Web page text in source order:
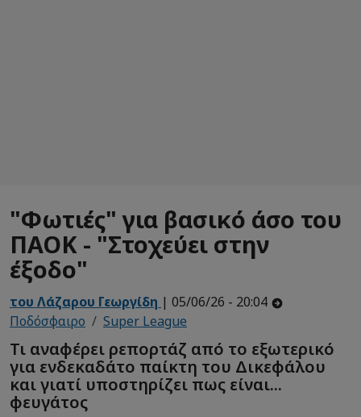
"Φωτιές" για βασικό άσο του
ΠΑΟΚ - "Στοχεύει στην
έξοδο"
του Λάζαρου Γεωργίδη | 05/06/26 - 20:04
Ποδόσφαιρο
Super League
Τι αναφέρει ρεπορτάζ από το εξωτερικό
για ενδεκαδάτο παίκτη του Δικεφάλου
και γιατί υποστηρίζει πως είναι...
φευγάτος